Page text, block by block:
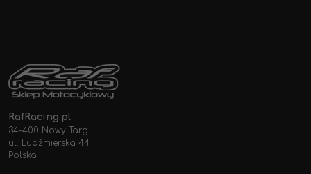
RafRacing.pl
34-400 Nowy Targ
ul. Ludźmierska 44
Polska